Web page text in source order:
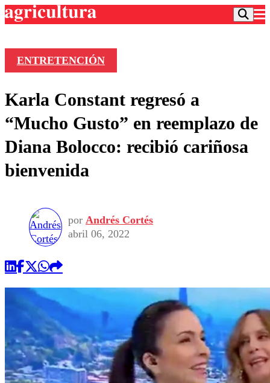
Frecuencias
Agricultura TV
Deportes
Colo Colo
Motor
Torneo Internacional
Torneo Nacional
Entretención
Noticias
Internacional
Nacional
Vida Social
Programas
Comercial
ENTRETENCIÓN
Karla Constant regresó a
“Mucho Gusto” en reemplazo de
Diana Bolocco: recibió cariñosa
bienvenida
por Andrés Cortés
abril 06, 2022